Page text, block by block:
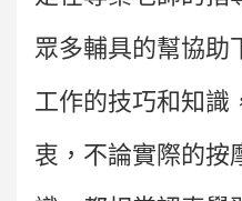
眾多輔具的幫協助
工作的技巧和知識
衷，不論實際的按